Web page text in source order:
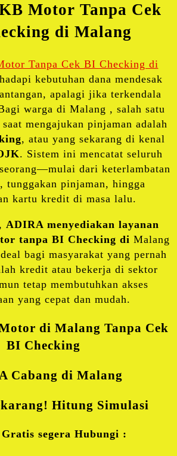
Motor Tanpa Cek
di Malang
Tanpa Cek BI Checking di
kebutuhan dana mendesak
apalagi jika terkendala
warga di Malang , salah satu
mengajukan pinjaman adalah
, atau yang sekarang di kenal
. Sistem ini mencatat seluruh
dari keterlambatan
tunggakan pinjaman, hingga
kartu kredit di masa lalu.
ADIRA menyediakan layanan
tanpa BI Checking di Malang
bagi masyarakat yang pernah
kredit atau bekerja di sektor
tetap membutuhkan akses
yang cepat dan mudah.
di Malang Tanpa Cek
BI Checking
Cabang di Malang
Hitung Simulasi
segera Hubungi :